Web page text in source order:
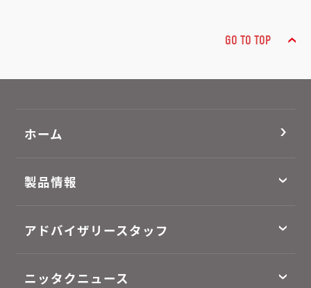
GO TO TOP
ホーム
製品情報
アドバイザリースタッフ
ニッタクニュース